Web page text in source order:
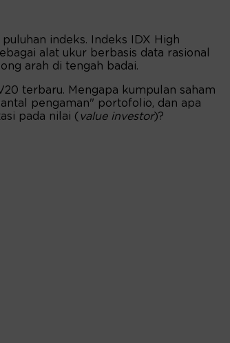
indeks. Indeks IDX High
alat ukur berbasis data rasional
arah di tengah badai.
terbaru. Mengapa kumpulan saham
pengaman" portofolio, dan apa
pada nilai ( value investor)?